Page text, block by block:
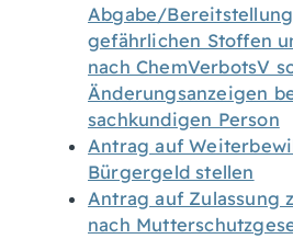
Abgabe/
gefährlichen Stoffen
nach ChemVerbotsV
Änderungsanzeigen
sachkundigen Person
Antrag auf
Bürgergeld stellen
Antrag auf Zulassung
nach